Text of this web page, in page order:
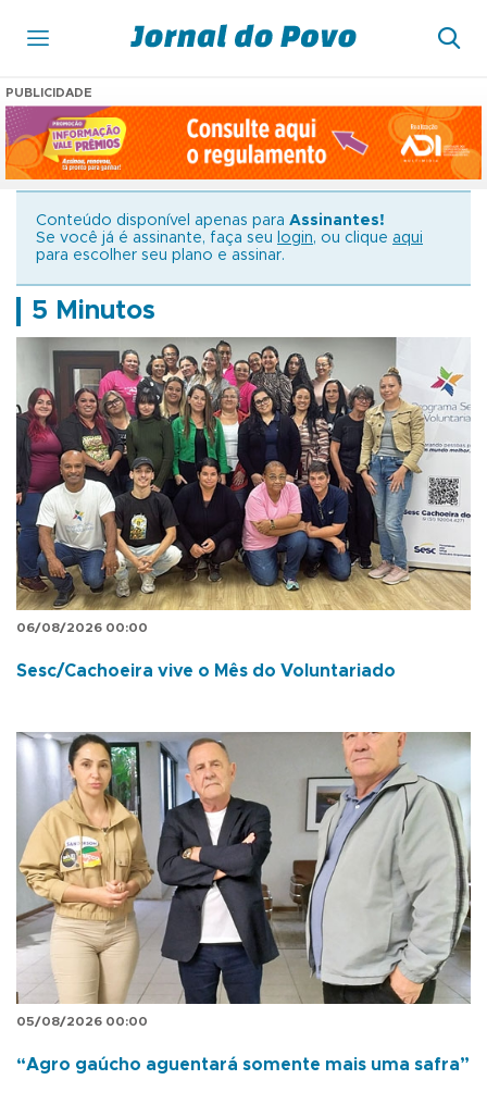
PUBLICIDADE
Conteúdo disponível apenas para Assinantes!
Se você já é assinante, faça seu
login, ou clique aqui
para escolher seu plano e assinar.
5 Minutos
06/08/2026 00:00
Sesc/Cachoeira vive o Mês do Voluntariado
05/08/2026 00:00
“Agro gaúcho aguentará somente mais uma safra”